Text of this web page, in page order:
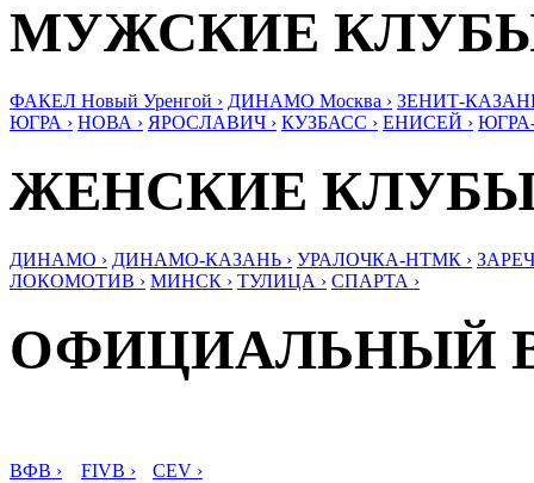
МУЖСКИЕ
ФАКЕЛ Новый Уренгой › ДИНАМО Москва › ЗЕНИТ-
ЮГРА › НОВА › ЯРОСЛАВИЧ › КУЗБАСС › ЕНИСЕЙ ›
ЖЕНСКИЕ
ДИНАМО › ДИНАМО-КАЗАНЬ › УРАЛОЧКА-НТМК ›
ЛОКОМОТИВ › МИНСК › ТУЛИЦА › СПАРТА ›
ОФИЦИАЛЬНЫЙ
ВФВ › FIVB › CEV ›